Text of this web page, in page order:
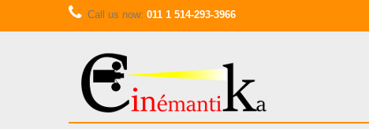
Call us now: 011 1 514-293-3966